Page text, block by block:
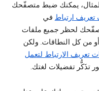
يمكنك ضبط متصفّحك
ارتباط في
لحظر جميع ملفات
من كل النطاقات. ولكن
تعريف الارتباط لتعمل
تذَكُّر تفضيلات لغتك.